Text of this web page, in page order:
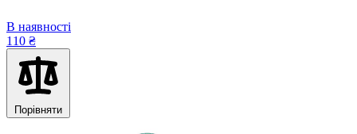
В наявності
110 ₴
Порівняти